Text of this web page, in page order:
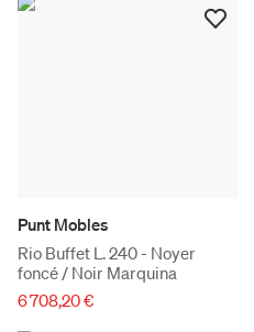
Punt Mobles
Rio Buffet L. 240 - Noyer
foncé / Noir Marquina
6 708,20 €